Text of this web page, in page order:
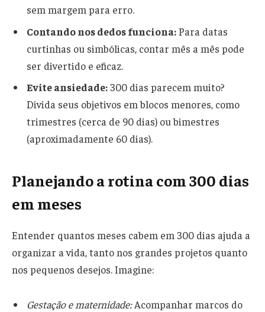
sem margem para erro.
Contando nos dedos funciona:Para datas
curtinhas ou simbólicas, contar mês a mês pode
ser divertido e eficaz.
Evite ansiedade: 300 dias parecem muito?
Divida seus objetivos em blocos menores, como
trimestres (cerca de 90 dias) ou bimestres
(aproximadamente 60 dias).
Planejando a rotina com 300 dias
em meses
Entender quantos meses cabem em 300 dias ajuda a
organizar a vida, tanto nos grandes projetos quanto
nos pequenos desejos. Imagine:
Gestação e maternidade:Acompanhar marcos do